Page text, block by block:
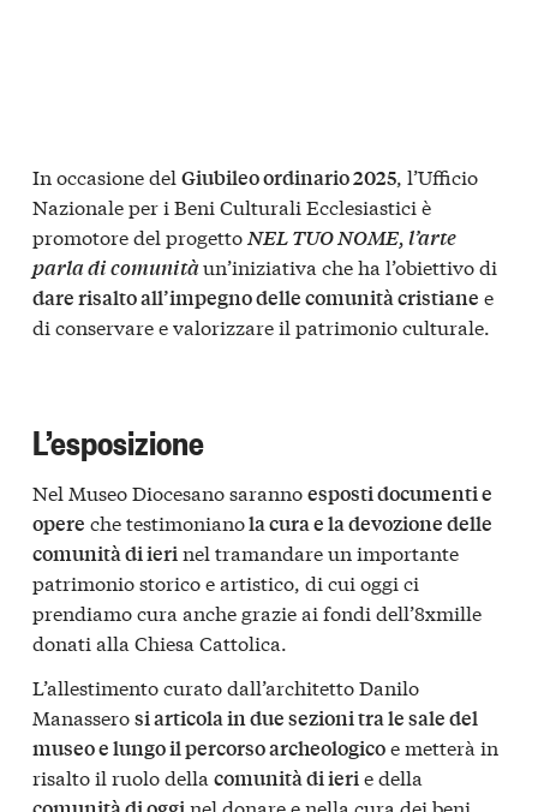
In occasione del Giubileo ordinario 2025, l’Ufficio
Nazionale per i Beni Culturali Ecclesiastici è
promotore del progettoNEL TUO NOME, l’arte
parla di comunitàun’iniziativa che ha l’obiettivo di
dare risalto all’impegno delle comunità cristiane e
di conservare e valorizzare il patrimonio culturale.
L’esposizione
Nel Museo Diocesano sarannoesposti documenti e
opere che testimonianola cura e la devozione delle
comunità di ieri nel tramandare un importante
patrimonio storico e artistico, di cui oggi ci
prendiamo cura anche grazie ai fondi dell’8xmille
donati alla Chiesa Cattolica.
L’allestimento curato dall’architetto Danilo
Manasserosi articola in due sezioni tra le sale del
museo e lungo il percorso archeologicoe metterà in
risalto il ruolo della comunità di ierie della